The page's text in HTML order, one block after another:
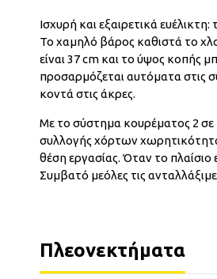
Ισχυρή και εξαιρετικά
Το χαμηλό βάρος καθιστά το
είναι 37 cm και το ύψος κοπής
προσαρμόζεται αυτόματα στις
κοντά στις άκρες.
Με το σύστημα κουρέματος 2 σε
συλλογής χόρτων
θέση εργασίας. Όταν το
Συμβατό μεόλες τις
Πλεονεκτήματα